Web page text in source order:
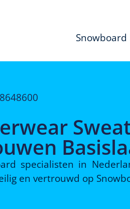
Snowboard
specialisten in
en vertrouwd op